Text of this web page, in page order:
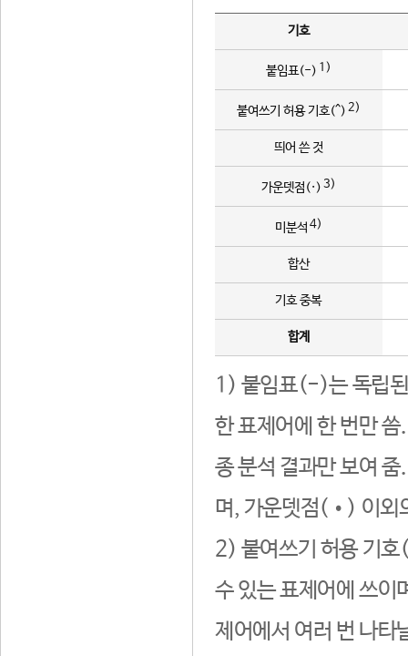
기호
붙임표(-) 1)
붙여쓰기 허용 기호(^) 2)
띄어 쓴 것
가운뎃점(·) 3)
미분석 4)
합산
기호 중복
합계
1) 붙임표(-)는 독립된
한 표제어에 한 번만
종 분석 결과만 보여
며, 가운뎃점(•) 이외
2) 붙여쓰기 허용 기호
수 있는 표제어에 쓰이
제어에서 여러 번 나타